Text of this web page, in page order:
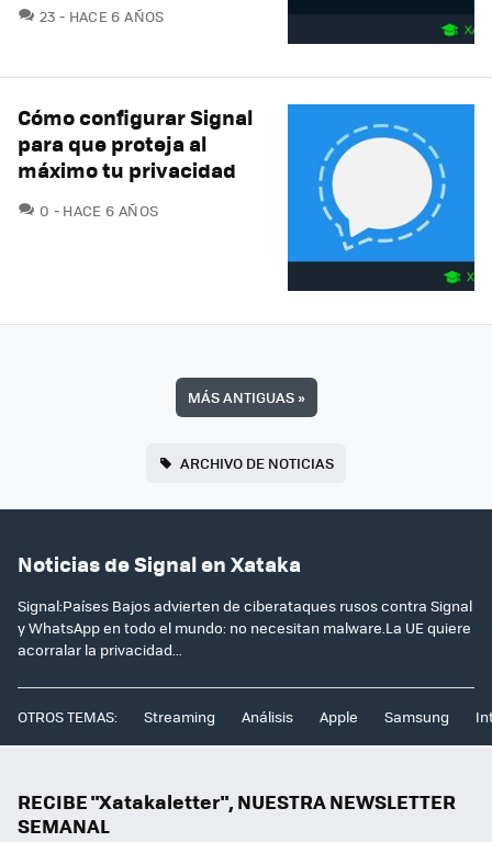
23 COMENTARIOS
HACE 6 AÑOS
Cómo configurar Signal
para que proteja al
máximo tu privacidad
0 COMENTARIOS
HACE 6 AÑOS
MÁS ANTIGUAS»
ARCHIVO DE NOTICIAS
Noticias de Signal en Xataka
Signal:Países Bajos advierten de ciberataques rusos contra Signal
y WhatsApp en todo el mundo: no necesitan malware.La UE quiere
acorralar la privacidad...
OTROS TEMAS: Streaming Análisis Apple Samsung
RECIBE "Xatakaletter", NUESTRA NEWSLETTER
SEMANAL